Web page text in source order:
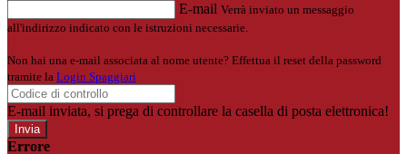
E-mail Verrà inviato un messaggio
all'indirizzo indicato con le istruzioni necessarie.
Non hai una e-mail associata al nome utente? Effettua il reset della password
tramite la Login Spaggiari
E-mail inviata, si prega di controllare la casella di posta elettronica!
Errore